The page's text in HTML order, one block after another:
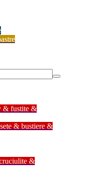
& fustite &
& bustiere &
&